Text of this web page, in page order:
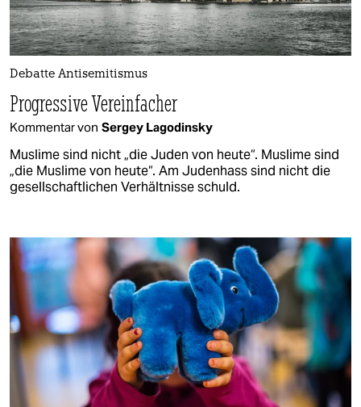
Debatte Antisemitismus
Progressive Vereinfacher
Kommentar von Sergey Lagodinsky
Muslime sind nicht „die Juden von heute“. Muslime sind
„die Muslime von heute“. Am Judenhass sind nicht die
gesellschaftlichen Verhältnisse schuld.